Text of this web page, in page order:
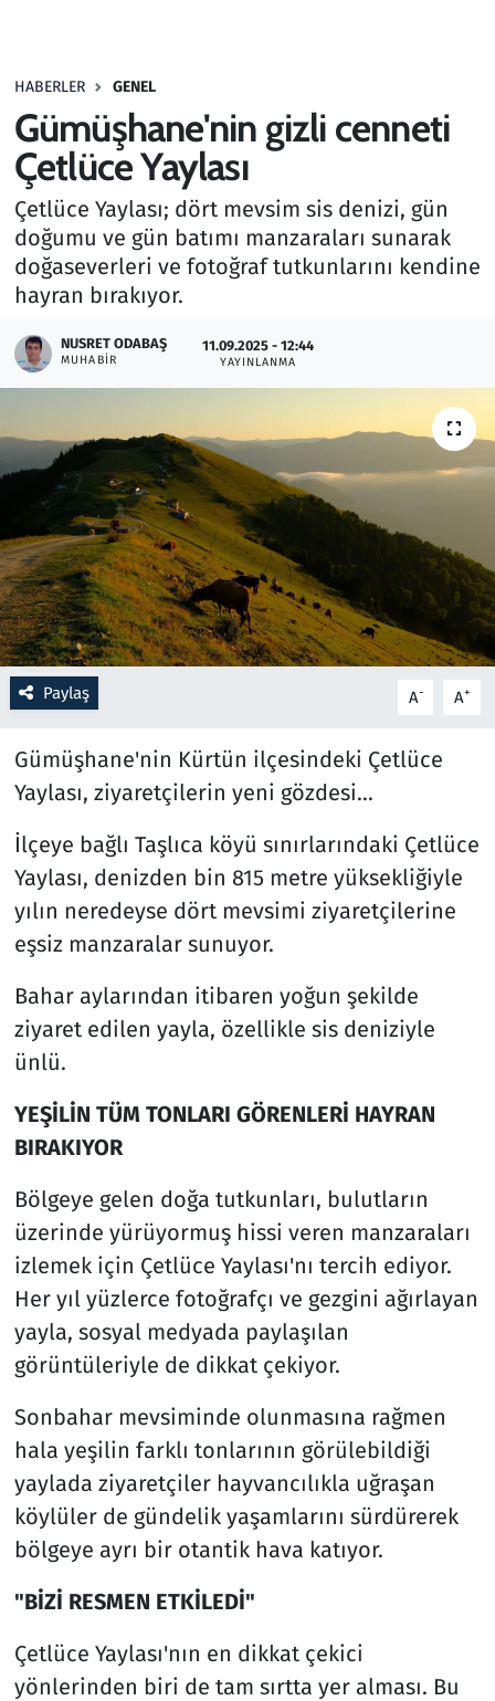
HABERLER GENEL
Gümüşhane'nin gizli cenneti
Çetlüce Yaylası
Çetlüce Yaylası; dört mevsim sis denizi, gün
doğumu ve gün batımı manzaraları sunarak
doğaseverleri ve fotoğraf tutkunlarını kendine
hayran bırakıyor.
NUSRET ODABAŞ
MUHABIR
11.09.2025 - 12:44
YAYINLANMA
Paylaş A- A+
Gümüşhane'nin Kürtün ilçesindeki Çetlüce
Yaylası, ziyaretçilerin yeni gözdesi...
İlçeye bağlı Taşlıca köyü sınırlarındaki Çetlüce
Yaylası, denizden bin 815 metre yüksekliğiyle
yılın neredeyse dört mevsimi ziyaretçilerine
eşsiz manzaralar sunuyor.
Bahar aylarından itibaren yoğun şekilde
ziyaret edilen yayla, özellikle sis deniziyle
ünlü.
YEŞİLİN TÜM TONLARI GÖRENLERİ HAYRAN
BIRAKIYOR
Bölgeye gelen doğa tutkunları, bulutların
üzerinde yürüyormuş hissi veren manzaraları
izlemek için Çetlüce Yaylası'nı tercih ediyor.
Her yıl yüzlerce fotoğrafçı ve gezgini ağırlayan
yayla, sosyal medyada paylaşılan
görüntüleriyle de dikkat çekiyor.
Sonbahar mevsiminde olunmasına rağmen
hala yeşilin farklı tonlarının görülebildiği
yaylada ziyaretçiler hayvancılıkla uğraşan
köylüler de gündelik yaşamlarını sürdürerek
bölgeye ayrı bir otantik hava katıyor.
"BİZİ RESMEN ETKİLEDİ"
Çetlüce Yaylası'nın en dikkat çekici
yönlerinden biri de tam sırtta yer alması. Bu
Haber
Kültür Sanat
Kurumsal Haberler
Lezzet Durağı
Oyun
Ramazan
Resmi İlanlar
Rüya Tabirleri
Sağlık
Savunma Sanayi
Seçim 2023
Teknoloji ve Bilim
Televizyon